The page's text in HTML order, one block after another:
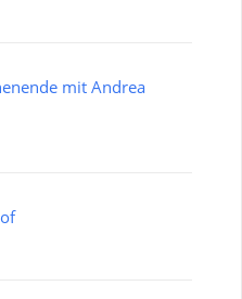
mit Andrea